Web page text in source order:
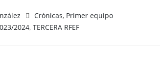
Crónicas, Primer equipo
2024,TERCERA RFEF